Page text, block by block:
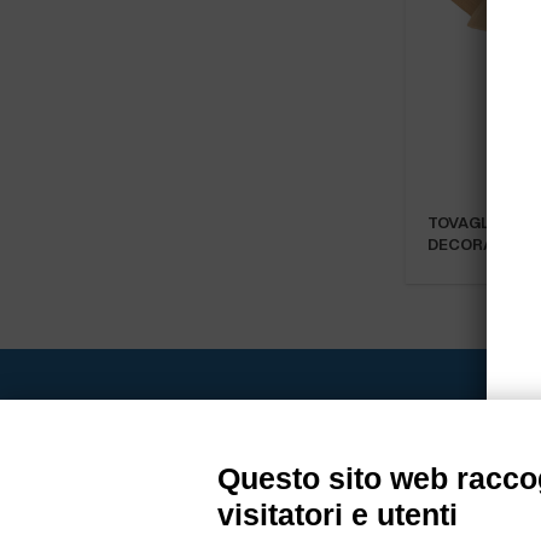
TOVAGLIA
DECORATA 1…
Borgo San
Pocapaglia
Questo sito web
visitatori e utenti